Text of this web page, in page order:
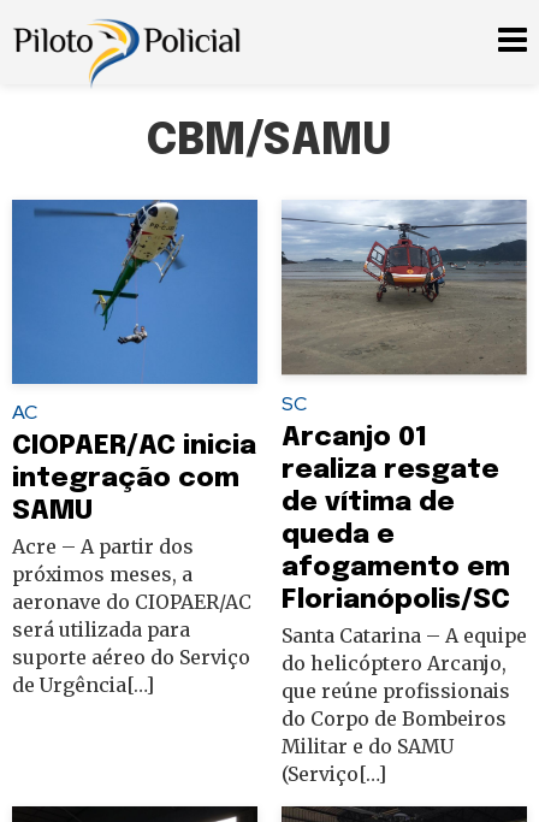
CBM/SAMU
AC
CIOPAER/AC inicia
integração com
SAMU
Acre – A partir dos
próximos meses, a
aeronave do CIOPAER/AC
será utilizada para
suporte aéreo do Serviço
de Urgência[…]
SC
Arcanjo 01
realiza resgate
de vítima de
queda e
afogamento em
Florianópolis/SC
Santa Catarina – A equipe
do helicóptero Arcanjo,
que reúne profissionais
do Corpo de Bombeiros
Militar e do SAMU
(Serviço[…]